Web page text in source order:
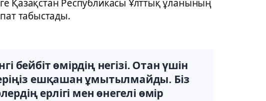
Қазақстан Республикасы Ұлттық ұланының
табыстады.
бейбіт өмірдің негізі. Отан үшін
ешқашан ұмытылмайды. Біз
ерлігі мен өнегелі өмір